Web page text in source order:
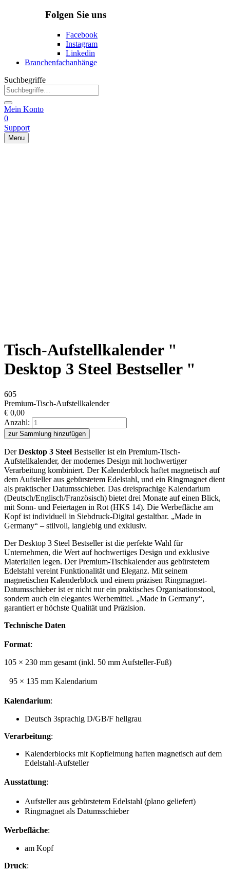
Folgen Sie uns
Facebook
Instagram
Linkedin
Branchenfachanhänge
Suchbegriffe
Mein Konto
0
Support
Menu
Tisch-Aufstellkalender "
Desktop 3 Steel Bestseller "
605
Premium-Tisch-Aufstellkalender
€ 0,00
Anzahl:
zur Sammlung hinzufügen
DerDesktop 3 Steel Bestseller ist ein Premium-Tisch-
Aufstellkalender, der modernes Design mit hochwertiger
Verarbeitung kombiniert. Der Kalenderblock haftet magnetisch auf
dem Aufsteller aus gebürstetem Edelstahl, und ein Ringmagnet dient
als praktischer Datumsschieber. Das dreisprachige Kalendarium
(Deutsch/Englisch/Französisch) bietet drei Monate auf einen Blick,
mit Sonn- und Feiertagen in Rot (HKS 14). Die Werbefläche am
Kopf ist individuell in Siebdruck-Digital gestaltbar. „Made in
Germany“ – stilvoll, langlebig und exklusiv.
Der Desktop 3 Steel Bestseller ist die perfekte Wahl für
Unternehmen, die Wert auf hochwertiges Design und exklusive
Materialien legen. Der Premium-Tischkalender aus gebürstetem
Edelstahl vereint Funktionalität und Eleganz. Mit seinem
magnetischen Kalenderblock und einem präzisen Ringmagnet-
Datumsschieber ist er nicht nur ein praktisches Organisationstool,
sondern auch ein elegantes Werbemittel. „Made in Germany“,
garantiert er höchste Qualität und Präzision.
Technische Daten
Format:
105 × 230 mm gesamt (inkl. 50 mm Aufsteller-Fuß)
95 × 135 mm Kalendarium
Kalendarium:
Deutsch 3sprachig D/GB/F hellgrau
Verarbeitung:
Kalenderblocks mit Kopfleimung haften magnetisch auf dem
Edelstahl-Aufsteller
Ausstattung:
Aufsteller aus gebürstetem Edelstahl (plano geliefert)
Ringmagnet als Datumsschieber
Werbefläche:
am Kopf
Druck: